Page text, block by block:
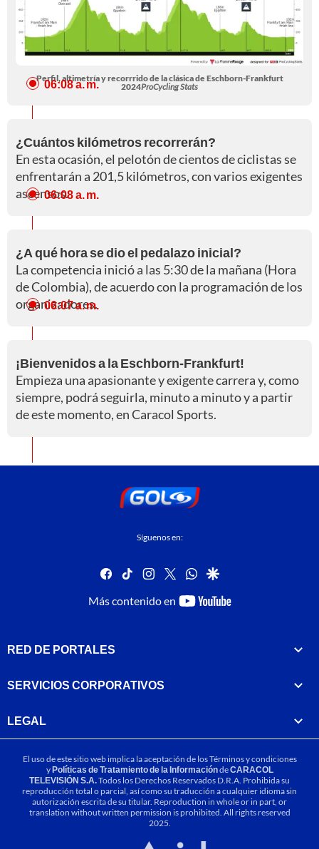
Perfil, altimetría y recorrrido de la clásica de Eschborn-Frankfurt
2024ProCycling Stats
06:08 a. m.
¿Cuántos kilómetros recorrerán?
En esta ocasión, el pelotón de cientos de ciclistas se
enfrentarán a 201,5 kilómetros, con varios exigentes
ascensos.06:08 a. m.
¿A qué hora se dio el pedalazo inicial?
La competencia inició a las 5:30 de la mañana (Hora
de Colombia), de acuerdo con la programación de los
organizadores.
06:07 a. m.
¡Bienvenidos a la Eschborn-Frankfurt!
Empieza una apasionante y exigente carrera y, como
siempre, podrá seguirla, minuto a minuto y a partir
de este momento, en Caracol Sports.
Síguenos en:
facebook
tiktok instagram
twitterwhatsapp
google
Más contenido en
youtube-
RED DE PORTALES
SERVICIOS CORPORATIVOS
LEGAL
El uso de este sitio web implica la aceptación de losTérminos y condiciones
yPolíticas de Tratamiento de la InformacióndeCARACOL
TELEVISIÓN S.A.Todos los Derechos Reservados D.R.A. Prohibida su
reproducción total o parcial, así como su traducción a cualquier idioma sin
autorización escrita de su titular. Reproduction in whole or in part, or
translation without written permission is prohibited. All rights reserved
2025.